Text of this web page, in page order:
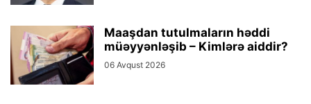
Maaşdan tutulmaların həddi
müəyyənləşib – Kimlərə aiddir?
06 Avqust 2026